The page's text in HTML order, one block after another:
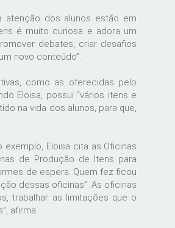
atenção dos alunos estão em
é muito curiosa e adora um
debates, criar desafios
novo conteúdo”.
como as oferecidas pelo
Eloisa, possui “vários itens e
na vida dos alunos, para que,
Eloisa cita as Oficinas
de Produção de Itens para
de espera. Quem fez ficou
dessas oficinas”. As oficinas
trabalhar as limitações que o
afirma.